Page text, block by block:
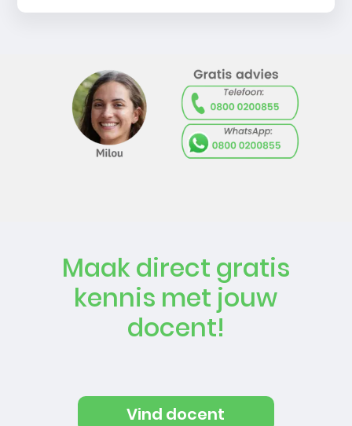
Maak direct gratis
kennis met jouw
docent!
Vind docent